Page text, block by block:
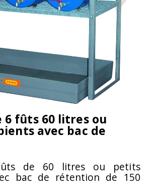
6 fûts 60 litres ou
avec bac de
de 60 litres ou petits
bac de rétention de 150